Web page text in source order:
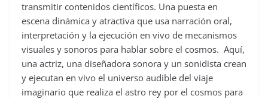
transmitir contenidos científicos. Una puesta en
escena dinámica y atractiva que usa narración oral,
interpretación y la ejecución en vivo de mecanismos
visuales y sonoros para hablar sobre el cosmos. Aquí,
una actriz, una diseñadora sonora y un sonidista crean
y ejecutan en vivo el universo audible del viaje
imaginario que realiza el astro rey por el cosmos para